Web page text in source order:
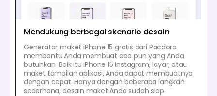
Mendukung berbagai skenario desain
Generator maket iPhone 15 gratis dari Pacdora
membantu Anda membuat apa pun yang Anda
butuhkan. Baik itu iPhone 15 Instagram, layar, atau
maket tampilan aplikasi, Anda dapat membuatnya
dengan cepat. Hanya dengan beberapa langkah
sederhana, desain maket Anda sudah siap.